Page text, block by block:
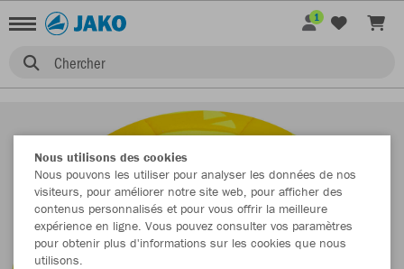
Chercher
1
Nous utilisons des cookies
Nous pouvons les utiliser pour analyser les données de nos
visiteurs, pour améliorer notre site web, pour afficher des
contenus personnalisés et pour vous offrir la meilleure
expérience en ligne. Vous pouvez consulter vos paramètres
pour obtenir plus d'informations sur les cookies que nous
utilisons.